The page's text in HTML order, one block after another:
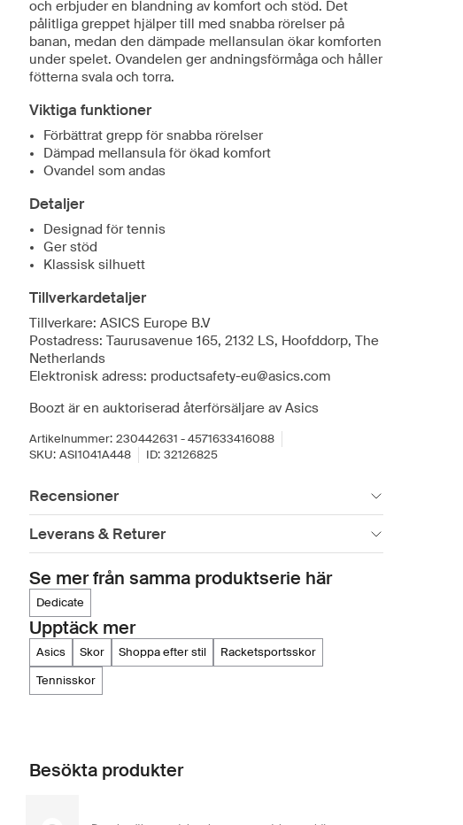
och erbjuder en blandning av komfort och stöd. Det
pålitliga greppet hjälper till med snabba rörelser på
banan, medan den dämpade mellansulan ökar komforten
under spelet. Ovandelen ger andningsförmåga och håller
fötterna svala och torra.
Viktiga funktioner
Förbättrat grepp för snabba rörelser
Dämpad mellansula för ökad komfort
Ovandel som andas
Detaljer
Designad för tennis
Ger stöd
Klassisk silhuett
Tillverkardetaljer
Tillverkare: ASICS Europe B.V
Postadress: Taurusavenue 165, 2132 LS, Hoofddorp, The
Netherlands
Elektronisk adress: productsafety-eu@asics.com
Boozt är en auktoriserad återförsäljare av Asics
Artikelnummer: 230442631 - 4571633416088
SKU: ASI1041A448 ID: 32126825
Recensioner
Leverans & Returer
Se mer från samma produktserie här
dedicate
Upptäck mer
asics skor shoppa efter stil
racketsportsskor
tennisskor
Besökta produkter